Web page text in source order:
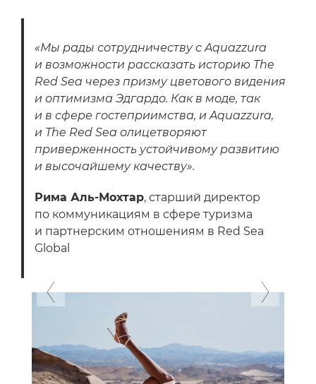
«Мы рады сотрудничеству с Aquazzura
и возможности рассказать историю The
Red Sea через призму цветового видения
и оптимизма Эдгардо. Как в моде, так
и в сфере гостеприимства, и Aquazzura,
и The Red Sea олицетворяют
приверженность устойчивому развитию
и высочайшему качеству».
Рима Аль-Мохтар, старший директор
по коммуникациям в сфере туризма
и партнерским отношениям в Red Sea
Global